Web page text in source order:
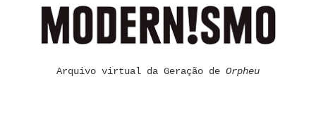
Arquivo virtual da Geração de Orpheu